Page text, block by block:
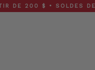
$ • SOLDES DE